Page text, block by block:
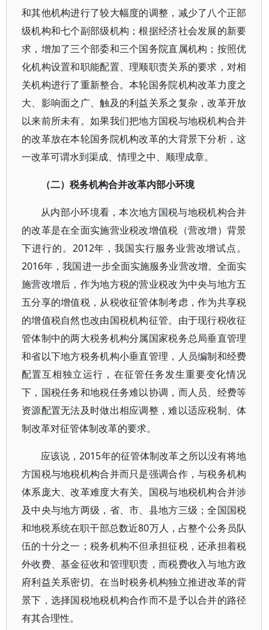
和其他机构进行了较大幅度的调整，减少了八个正部
级机构和七个副部级机构；根据经济社会发展的新要
求，增加了三个部委和三个国务院直属机构；按照优
化机构设置和职能配置、理顺职责关系的要求，对相
关机构进行了重新整合。本轮国务院机构改革力度之
大、影响面之广、触及的利益关系之复杂，改革开放
以来前所未有。如果我们把地方国税与地税机构合并
的改革放在本轮国务院机构改革的大背景下分析，这
一改革可谓水到渠成、情理之中、顺理成章。
（二）税务机构合并改革内部小环境
从内部小环境看，本次地方国税与地税机构合并
的改革是在全面实施营业税改增值税（营改增）背景
下进行的。2012年，我国实行服务业营改增试点。
2016年，我国进一步全面实施服务业营改增。全面实
施营改增后，作为地方税的营业税改为中央与地方五
五分享的增值税，从税收征管体制考虑，作为共享税
的增值税自然也改由国税机构征管。由于现行税收征
管体制中的两大税务机构分属国家税务总局垂直管理
和省以下地方税务机构小垂直管理，人员编制和经费
配置互相独立运行，在征管任务发生重要变化情况
下，国税任务和地税任务难以协调，而人员、经费等
资源配置无法及时做出相应调整，难以适应税制、体
制改革对征管体制改革的要求。
应该说，2015年的征管体制改革之所以没有将地
方国税与地税机构合并而只是强调合作，与税务机构
体系庞大、改革难度大有关。国税与地税机构合并涉
及中央与地方两级，省、市、县地方三级；全国国税
和地税系统在职干部总数近80万人，占整个公务员队
伍的十分之一；税务机构不但承担征税，还承担着税
外收费、基金征收和管理职责，而税费收入与地方政
府利益关系密切。在当时税务机构独立推进改革的背
景下，选择国税地税机构合作而不是予以合并的路径
有其合理性。